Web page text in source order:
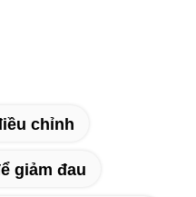
chỉnh
giảm đau